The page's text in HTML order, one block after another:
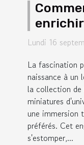
Lundi 16
La fascination
naissance à
la collection de
miniatures
une immersion
préférés. Cet
s'estomper,...